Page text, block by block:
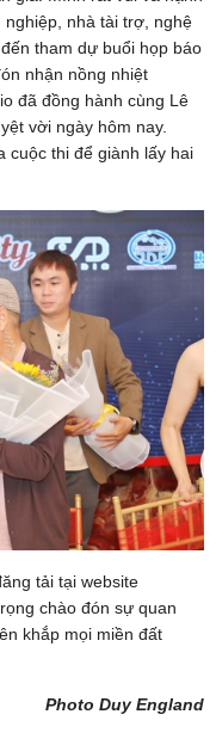
nhà tài trợ, nghệ
tham dự buổi họp báo
nhận nồng nhiệt
đã đồng hành cùng Lê
vời ngày hôm nay.
cuộc thi để giành lấy hai
tải tại website
chào đón sự quan
khắp mọi miền đất
Photo Duy England